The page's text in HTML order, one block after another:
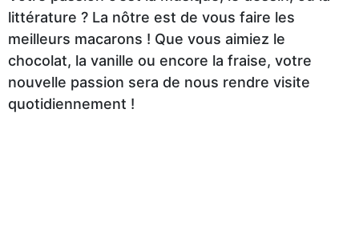
Make
up
Home
Style
MOBILIS
Athlete’s
Foot
Greyder
Vaquetillas
LC
Us
Polo
Assn
TIME
GALLERY
VAPO
Luxury
Kingdom
Donuts
Passion
littérature ? La nôtre est de vous faire les
meilleurs macarons ! Que vous aimiez le
chocolat, la vanille ou encore la fraise, votre
nouvelle passion sera de nous rendre visite
quotidiennement !